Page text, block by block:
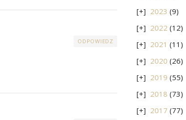
ODPOWIEDZ
2023 (9)
2022 (12)
2021 (11)
2020 (26)
2019 (55)
2018 (73)
2017 (77)